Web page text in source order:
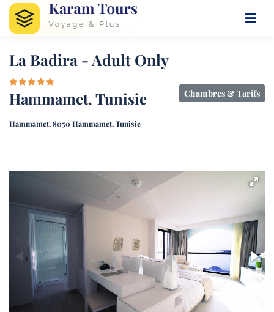
La Badira - Adult Only
Hammamet, Tunisie
Hammamet, 8050 Hammamet, Tunisie
Chambres & Tarifs